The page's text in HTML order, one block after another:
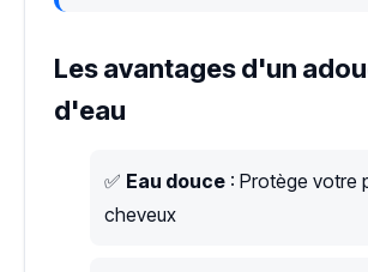
Les avantages d'un
d'eau
✅ Eau douce : Protège votre
cheveux